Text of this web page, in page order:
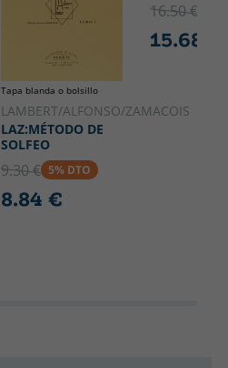
Tapa blanda o bolsillo
LAMBERT/ALFONSO/ZAMACOIS
LAZ:MÉTODO DE
SOLFEO
9.30 € 5% DTO
8.84 €
16.50 €
15.68 €